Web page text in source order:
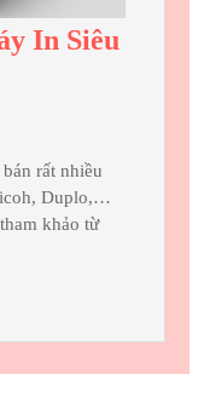
In Siêu
rất nhiều
Duplo,…
khảo từ